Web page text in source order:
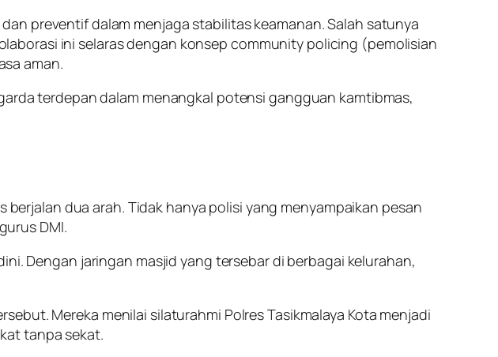
preventif dalam menjaga stabilitas keamanan. Salah satunya
ini selaras dengan konsep community policing (pemolisian
aman.
terdepan dalam menangkal potensi gangguan kamtibmas,
dua arah. Tidak hanya polisi yang menyampaikan pesan
DMI.
Dengan jaringan masjid yang tersebar di berbagai kelurahan,
Mereka menilai silaturahmi Polres Tasikmalaya Kota menjadi
tanpa sekat.